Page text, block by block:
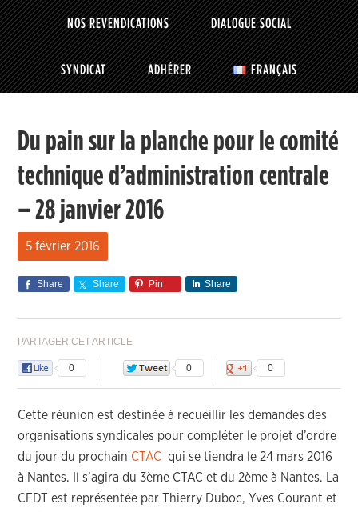
NOS REVENDICATIONS DIALOGUE SOCIAL
SYNDICAT ADHÉRER FRANÇAIS
Du pain sur la planche pour le comité
technique d’administration centrale
– 28 janvier 2016
5 février 2016
Share Share Pin Share
PARTAGER CET ARTICLE
0 0 0
Cette réunion est destinée à recueillir les demandes des
organisations syndicales pour compléter le projet d’ordre
du jour du prochain CTAC qui se tiendra le 24 mars 2016
à Nantes. Il s’agira du 3ème CTAC et du 2ème à Nantes. La
CFDT est représentée par Thierry Duboc, Yves Courant et